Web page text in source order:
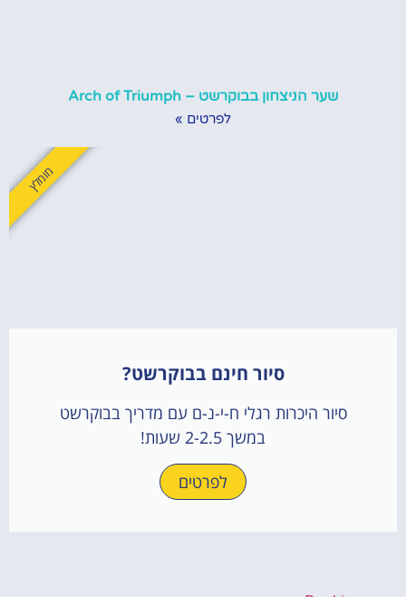
שער הניצחון בבוקרשט – Arch of Triumph
לפרטים »
סיור חינם בבוקרשט?
סיור היכרות רגלי ח-י-נ-ם עם מדריך בבוקרשט
במשך 2-2.5 שעות!
לפרטים
מומלץ